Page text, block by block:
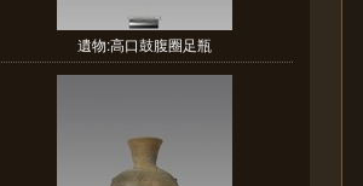
遺物:高口鼓腹圈足瓶